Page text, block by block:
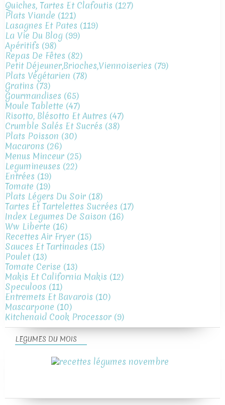
Quiches, Tartes Et Clafoutis (127)
Plats Viande (121)
Lasagnes Et Pates (119)
La Vie Du Blog (99)
Apéritifs (98)
Repas De Fêtes (82)
Petit Déjeuner,brioches,viennoiseries (79)
Plats Végétarien (78)
Gratins (73)
Gourmandises (65)
Moule Tablette (47)
Risotto, Blésotto Et Autres (47)
Crumble Salés Et Sucrés (38)
Plats Poisson (30)
Macarons (26)
Menus Minceur (25)
Legumineuses (22)
Entrées (19)
Tomate (19)
Plats Légers Du Soir (18)
Tartes Et Tartelettes Sucrées (17)
Index Legumes De Saison (16)
Ww Liberte (16)
Recettes Air Fryer (15)
Sauces Et Tartinades (15)
Poulet(13)
Tomate Cerise (13)
Makis Et California Makis (12)
Speculoos (11)
Entremets Et Bavarois (10)
Mascarpone (10)
Kitchenaid Cook Processor (9)
LEGUMES DU MOIS